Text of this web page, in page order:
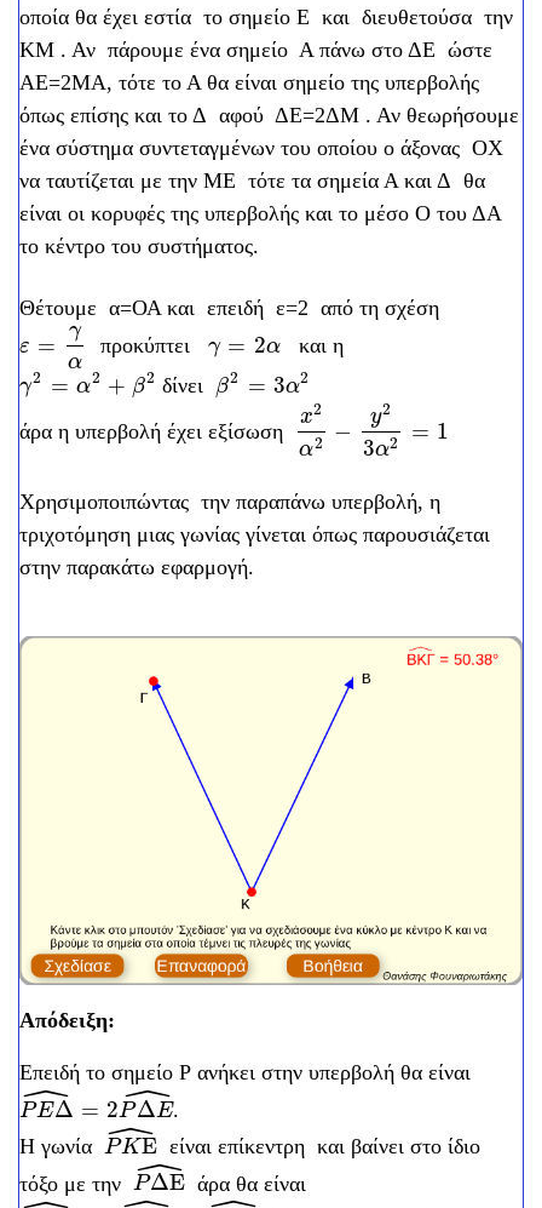
οποία θα έχει εστία το σημείο Ε και διευθετούσα την
ΚΜ . Αν πάρουμε ένα σημείο Α πάνω στο ΔΕ ώστε
ΑΕ=2ΜΑ, τότε το Α θα είναι σημείο της υπερβολής
όπως επίσης και το Δ αφού ΔΕ=2ΔΜ . Αν θεωρήσουμε
ένα σύστημα συντεταγμένων του οποίου ο άξονας ΟΧ
να ταυτίζεται με την ΜΕ τότε τα σημεία Α και Δ θα
είναι οι κορυφές της υπερβολής και το μέσο Ο του ΔΑ
το κέντρο του συστήματος.
Θέτουμε α=ΟΑ και επειδή ε=2 από τη σχέση
ε =
γ
α
ε =γα προκύπτει γ = 2α
γ=2α και η
γ2 = α2 + β2
γ2 α2 +β2 δίνει β2 = 3α2
β2 =3α 2
άρα η υπερβολή έχει εξίσωση
x2
α2 −
y2
3α2 = 1
x2α 2-y 23α2 1
Χρησιμοποιπώντας την παραπάνω υπερβολή, η
τριχοτόμηση μιας γωνίας γίνεται όπως παρουσιάζεται
στην παρακάτω εφαρμογή.
Απόδειξη:
Επειδή το σημείο Ρ ανήκει στην υπερβολή θα είναι
PEΔ
ˆ = 2PΔE
ˆ
PEΔ^= 2P ΔE^
.
Η γωνία
PKE
ˆ
PKΕ^ είναι επίκεντρη και βαίνει στο ίδιο
τόξο με την PΔE
ˆ
PΔΕ^ άρα θα είναι